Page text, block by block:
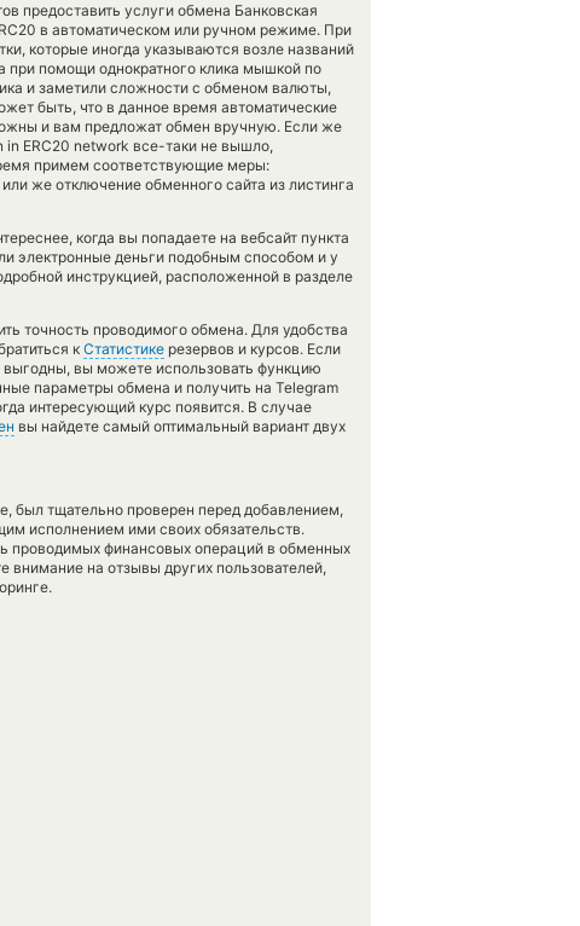
предоставить услуги обмена Банковская
в автоматическом или ручном режиме. При
которые иногда указываются возле названий
при помощи однократного клика мышкой по
и заметили сложности с обменом валюты,
быть, что в данное время автоматические
и вам предложат обмен вручную. Если же
in ERC20 network все-таки не вышло,
примем соответствующие меры:
же отключение обменного сайта из листинга
когда вы попадаете на вебсайт пункта
электронные деньги подобным способом и у
инструкцией, расположенной в разделе
точность проводимого обмена. Для удобства
к Статистике резервов и курсов. Если
вы можете использовать функцию
параметры обмена и получить на Telegram
интересующий курс появится. В случае
вы найдете самый оптимальный вариант двух
был тщательно проверен перед добавлением,
исполнением ими своих обязательств.
проводимых финансовых операций в обменных
внимание на отзывы других пользователей,